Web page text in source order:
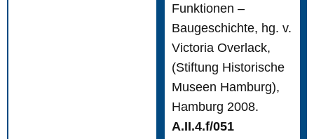
Funktionen –
Baugeschichte, hg. v.
Victoria Overlack,
(Stiftung Historische
Museen Hamburg),
Hamburg 2008.
A.II.4.f/051